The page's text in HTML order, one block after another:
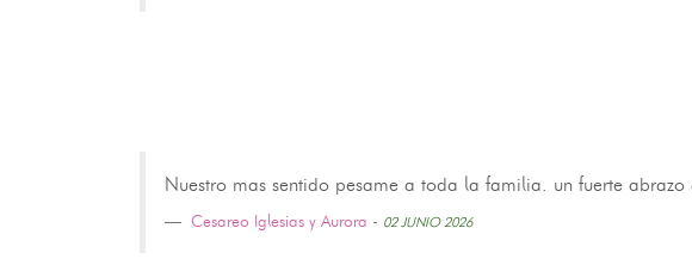
Nuestro mas sentido pesame a toda la familia. un fuerte abrazo
Cesareo Iglesias y Aurora - 02 JUNIO 2026